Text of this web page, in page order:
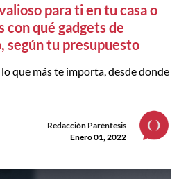
para ti en tu casa o
con qué gadgets de
según tu presupuesto
que más te importa, desde donde
Redacción Paréntesis
Enero 01, 2022